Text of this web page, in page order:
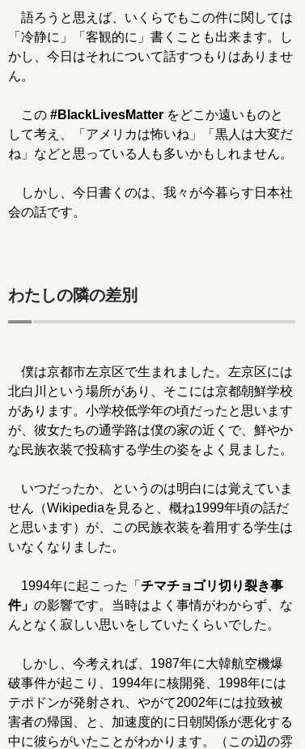
語ろうと思えば、いくらでもこの件に関しては
「冷静に」「客観的に」書くことも出来ます。し
かし、今日はそれについて話すつもりはありませ
ん。
この #BlackLivesMatter をどこか遠いものと
して考え、「アメリカは怖いね」「黒人は大変だ
ね」などと思っている人も多いかもしれません。
しかし、今日書くのは、我々が今暮らす日本社
会の話です。
わたしの隣の差別
僕は京都市左京区で生まれました。左京区には
北白川という場所があり、そこには京都朝鮮学校
があります。小学校低学年の頃だったと思います
が、彼女たちの通学路は僕の家の近くで、鮮やか
な民族衣装で投稿する学生の姿をよく見ました。
いつだったか、というのは明白には覚えていま
せん（Wikipediaを見ると、概ね1999年頃の話だ
と思います）が、この民族衣装を着用する学生は
いなくなりました。
1994年に起こった「 チマチョゴリ切り裂き事
件」 の影響です。当時はよく事情がわからず、な
んとなく寂しい思いをしていたくらいでした。
しかし、今考えれば、1987年に大韓航空機爆
破事件が起こり、1994年に核開発、1998年には
テポドンが発射され、やがて2002年には拉致被
害者の帰国、と、加速度的に日朝関係が悪化する
中に彼らがいたことがわかります。（この辺の雰